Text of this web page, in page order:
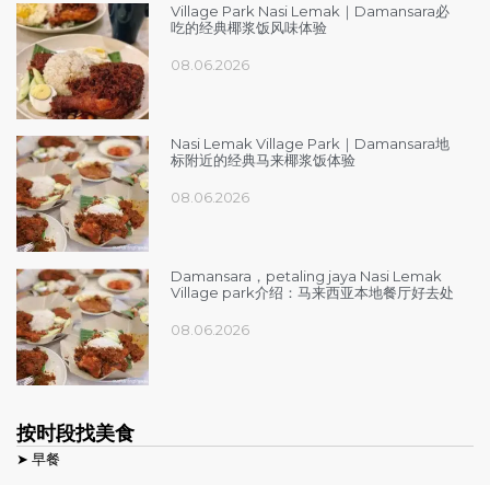
Village Park Nasi Lemak｜Damansara必
吃的经典椰浆饭风味体验
08.06.2026
Nasi Lemak Village Park｜Damansara地
标附近的经典马来椰浆饭体验
08.06.2026
Damansara，petaling jaya Nasi Lemak
Village park介绍：马来西亚本地餐厅好去处
08.06.2026
按时段找美食
➤ 早餐